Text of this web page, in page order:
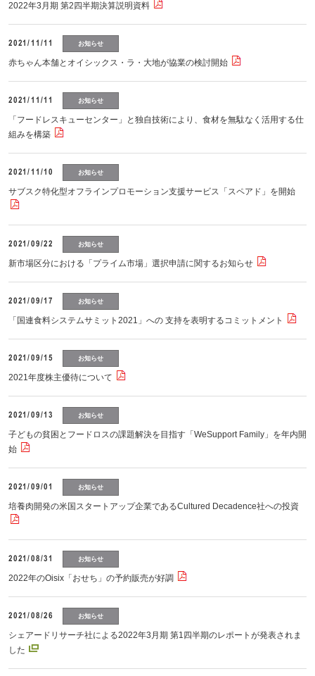
2022年3月期 第2四半期決算説明資料
2021/11/11 お知らせ
赤ちゃん本舗とオイシックス・ラ・大地が協業の検討開始
2021/11/11 お知らせ
「フードレスキューセンター」と独自技術により、食材を無駄なく活用する仕
組みを構築
2021/11/10 お知らせ
サブスク特化型オフラインプロモーション支援サービス「スペアド」を開始
2021/09/22 お知らせ
新市場区分における「プライム市場」選択申請に関するお知らせ
2021/09/17 お知らせ
「国連食料システムサミット2021」への 支持を表明するコミットメント
2021/09/15 お知らせ
2021年度株主優待について
2021/09/13 お知らせ
子どもの貧困とフードロスの課題解決を目指す「WeSupport Family」を年内開
始
2021/09/01 お知らせ
培養肉開発の米国スタートアップ企業であるCultured Decadence社への投資
2021/08/31 お知らせ
2022年のOisix「おせち」の予約販売が好調
2021/08/26 お知らせ
シェアードリサーチ社による2022年3月期 第1四半期のレポートが発表されま
した